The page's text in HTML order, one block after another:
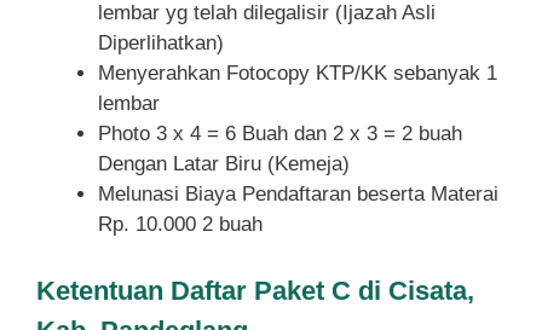
lembar yg telah dilegalisir (Ijazah Asli
Diperlihatkan)
Menyerahkan Fotocopy KTP/KK sebanyak 1
lembar
Photo 3 x 4 = 6 Buah dan 2 x 3 = 2 buah
Dengan Latar Biru (Kemeja)
Melunasi Biaya Pendaftaran beserta Materai
Rp. 10.000 2 buah
Ketentuan Daftar Paket C di Cisata,